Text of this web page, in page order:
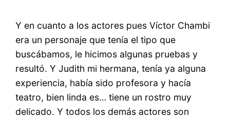
Y en cuanto a los actores pues Víctor Chambi
era un personaje que tenía el tipo que
buscábamos, le hicimos algunas pruebas y
resultó. Y Judith mi hermana, tenía ya alguna
experiencia, había sido profesora y hacía
teatro, bien linda es… tiene un rostro muy
delicado. Y todos los demás actores son